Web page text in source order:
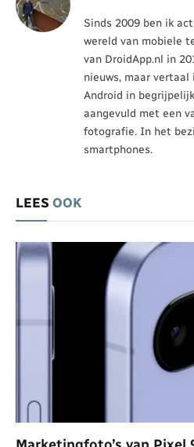
Sinds 2009 ben ik
wereld van mobiele
van DroidApp.nl in
nieuws, maar
Android in
aangevuld met een
fotografie. In het
smartphones.
LEES OOK